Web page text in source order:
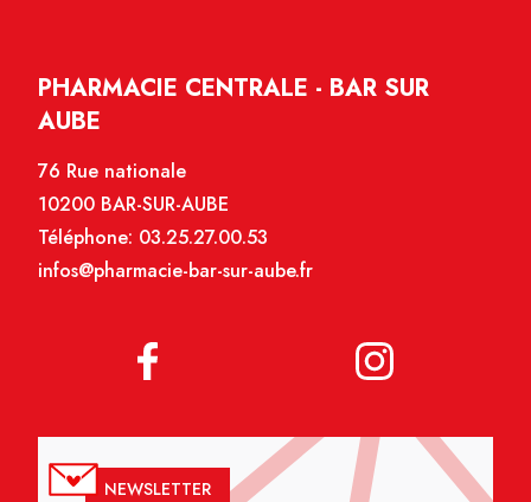
PHARMACIE CENTRALE - BAR SUR
AUBE
76 Rue nationale
10200 BAR-SUR-AUBE
Téléphone: 03.25.27.00.53
infos@pharmacie-bar-sur-aube.fr
NEWSLETTER